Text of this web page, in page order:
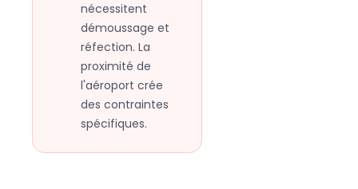
nécessitent
démoussage et
réfection. La
proximité de
l'aéroport crée
des contraintes
spécifiques.